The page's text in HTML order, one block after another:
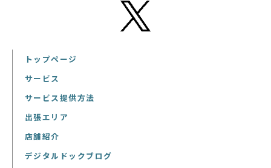
トップページ
サービス
サービス提供方法
出張エリア
店舗紹介
デジタルドックブログ